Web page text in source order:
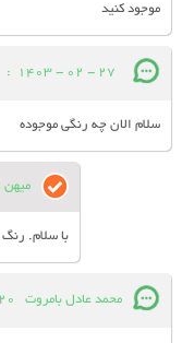
موجود کنید
27 - 02 - 1403
:
سلام الان چه رنگی موجوده
میهن
با سلام. رنگ
محمد عادل بامروت 20 - 03 - 1403